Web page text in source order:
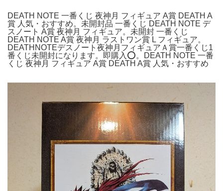
DEATH NOTE 一番くじ 夜神月 フィギュア A賞 DEATH A
賞 人気・おすすめ。未開封品 一番くじ DEATH NOTE デ
スノート A賞 夜神月 フィギュア。未開封 一番くじ
DEATH NOTE A賞 夜神月 ラストワン賞 L フィギュア。
DEATHNOTEデスノート夜神月フィギュアＡ賞一番くじ1
番くじ未開封になります。即購入⭕️。DEATH NOTE 一番
くじ 夜神月 フィギュア A賞 DEATH A賞 人気・おすすめ